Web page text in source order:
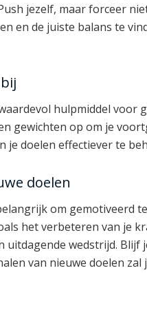
jezelf, maar forceer
en de juiste balans te
hulpmiddel voor
gewichten op om je
je doelen effectiever te
doelen
om gemotiveerd
het verbeteren van je
uitdagende wedstrijd. Blijf
van nieuwe doelen